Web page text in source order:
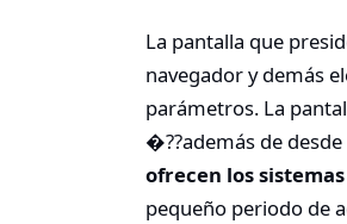
La pantalla que
navegador y demás
parámetros. La
�??además de
ofrecen los
pequeño periodo de